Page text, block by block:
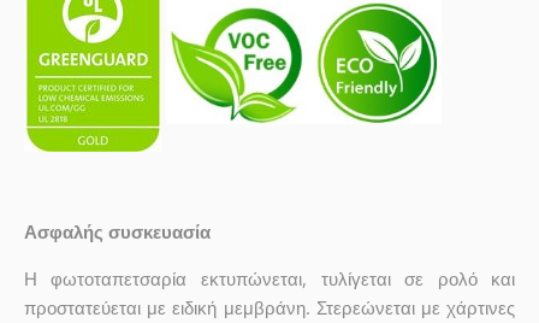
Ασφαλής συσκευασία
Η φωτοταπετσαρία εκτυπώνεται, τυλίγεται σε ρολό και
προστατεύεται με ειδική μεμβράνη. Στερεώνεται με χάρτινες